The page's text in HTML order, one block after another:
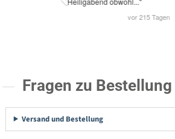
Fragen zu Bestellung
Versand und Bestellung